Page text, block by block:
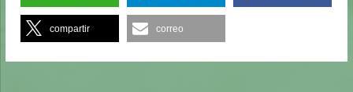
compartir correo